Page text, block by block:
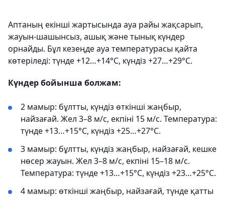
Аптаның екінші жартысында ауа райы жақсарып,
жауын-шашынсыз, ашық және тынық күндер
орнайды. Бұл кезеңде ауа температурасы қайта
көтеріледі: түнде +12…+14°С, күндіз +27…+29°С.
Күндер бойынша болжам:
2 мамыр: бұлтты, күндіз өткінші жаңбыр,
найзағай. Жел 3–8 м/с, екпіні 15 м/с. Температура:
түнде +13…+15°С, күндіз +25…+27°С.
3 мамыр: бұлтты, күндіз жаңбыр, найзағай, кешке
нөсер жауын. Жел 3–8 м/с, екпіні 15–18 м/с.
Температура: түнде +13…+15°С, күндіз +23…+25°С.
4 мамыр: өткінші жаңбыр, найзағай, түнде қатты